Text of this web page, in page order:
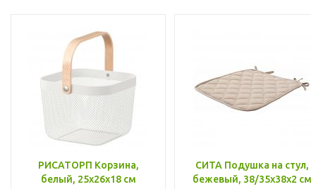
РИСАТОРП Корзина,
белый, 25x26x18 см
СИТА Подушка на стул,
бежевый, 38/35x38x2 см